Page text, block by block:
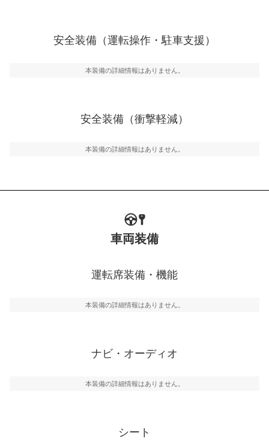
運転・駐車支援
グ・アシストやサイドブラインドモニターなどが装備さ
万が一車体が衝撃を受けたときに、運転者・同乗者を守
るSRSエアバッグシステム、プリテンショナーシートベ
安全装備（運転操作・駐車支援）
本装備の詳細情報はありません。
安全装備（衝撃軽減）
本装備の詳細情報はありません。
車両装備
運転席装備・機能
本装備の詳細情報はありません。
ナビ・オーディオ
本装備の詳細情報はありません。
シート